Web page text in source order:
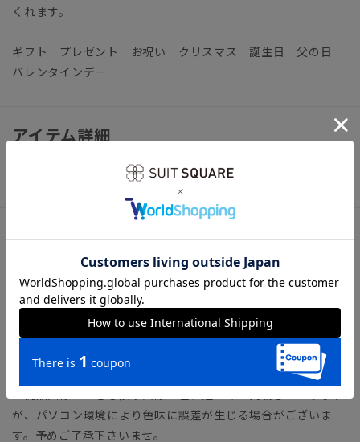
くれます。
ギフト プレゼント お祝い クリスマス 誕生日 父の日
バレンタインデー
アイテム詳細
【洗濯表示】ドライオンリー
サイズ詳細
※商品の仕上がりサイズ（出来上がり寸法）は上記のサイズ表
をご覧下さい。
※同サイズまたは同一商品でも、生産の過程で個体差や着用感
の違いが生じる場合がございます。
が、パソコン環境により色味に誤差が生じる場合がございま
す。予めご了承下さいませ。